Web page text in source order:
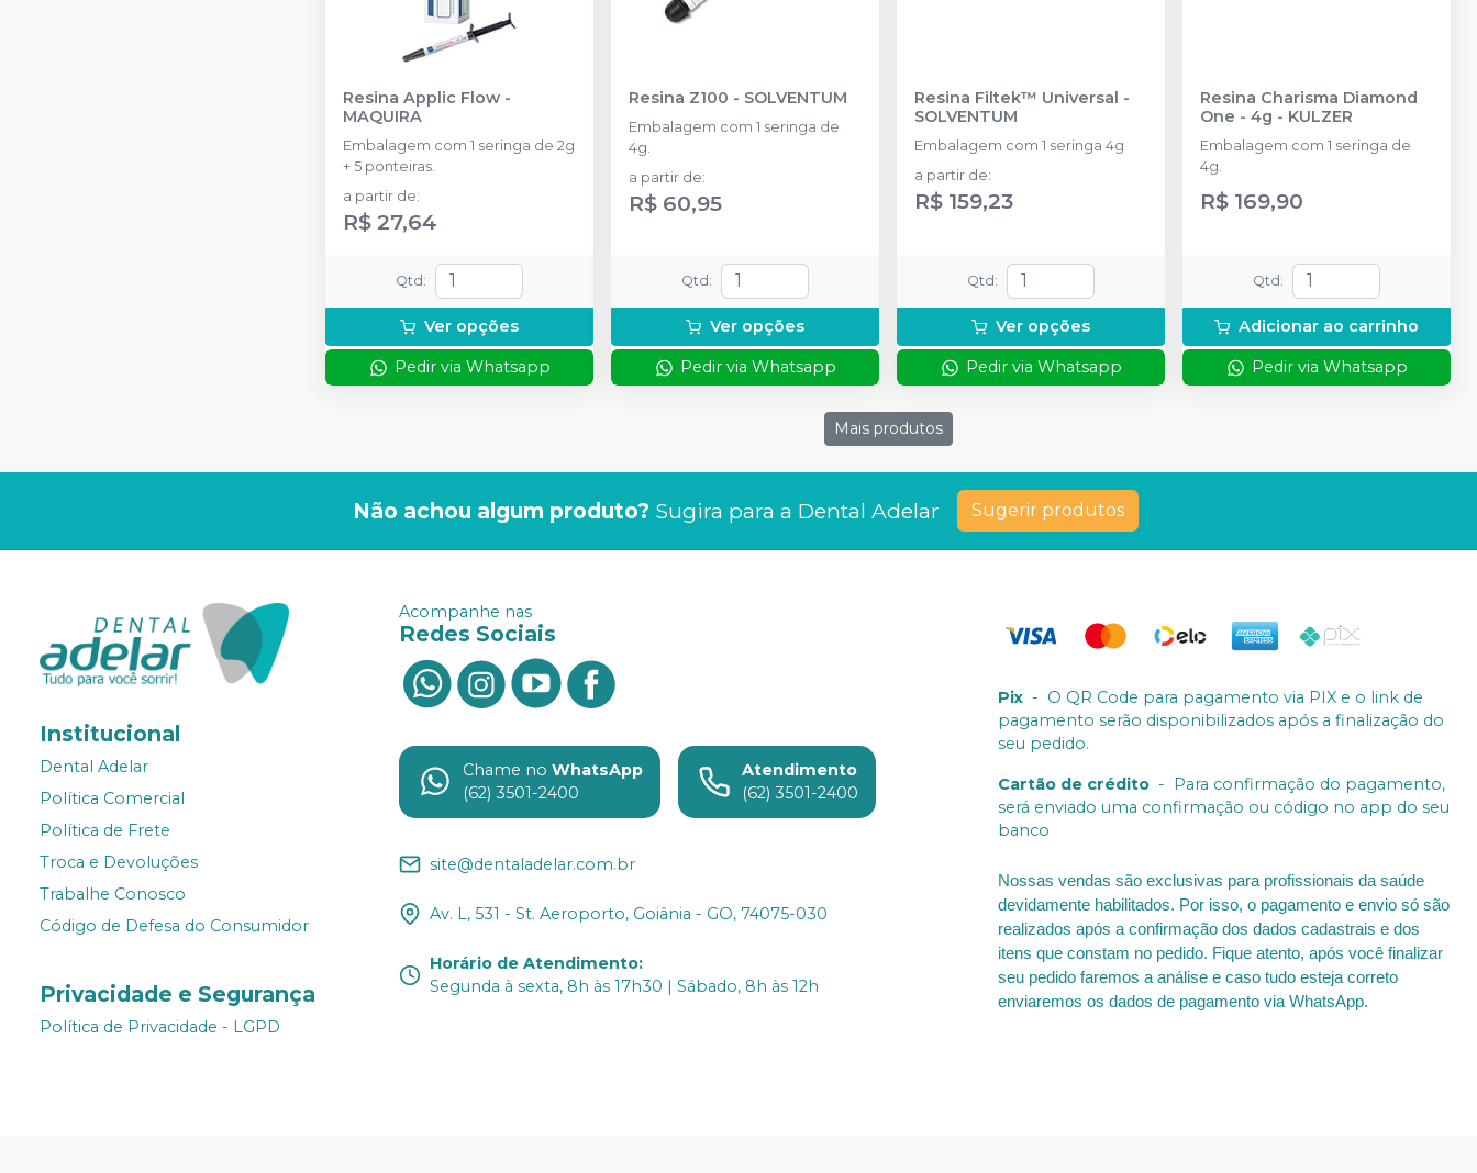
Resina Applic Flow -
MAQUIRA
Embalagem com 1 seringa de 2g
+ 5 ponteiras.
a partir de:
R$ 27,64
Qtd :
Ver opções
Pedir via Whatsapp
Resina Z100 - SOLVENTUM
Embalagem com 1 seringa de
4g.
a partir de:
R$ 60,95
Qtd :
Ver opções
Pedir via Whatsapp
Resina Filtek™ Universal -
SOLVENTUM
Embalagem com 1 seringa 4g
a partir de:
R$ 159,23
Qtd :
Ver opções
Pedir via Whatsapp
Resina Charisma Diamond
One - 4g - KULZER
Embalagem com 1 seringa de
4g.
R$ 169,90
Qtd :
Adicionar ao carrinho
Pedir via Whatsapp
Mais produtos
Não achou algum produto? Sugira para a Dental Adelar Sugerir produtos
Institucional
Dental Adelar
Política Comercial
Política de Frete
Troca e Devoluções
Trabalhe Conosco
Código de Defesa do Consumidor
Privacidade e Segurança
Política de Privacidade - LGPD
Acompanhe nas
Redes Sociais
Chame no WhatsApp
(62) 3501-2400
Atendimento
(62) 3501-2400
site@dentaladelar.com.br
Av. L, 531 - St. Aeroporto, Goiânia - GO, 74075-030
Horário de Atendimento:
Segunda à sexta, 8h às 17h30 | Sábado, 8h às 12h
Pix - O QR Code para pagamento via PIX e o link de
pagamento serão disponibilizados após a finalização do
seu pedido.
Cartão de crédito - Para confirmação do pagamento,
será enviado uma confirmação ou código no app do seu
banco
Nossas vendas são exclusivas para profissionais da saúde
devidamente habilitados. Por isso, o pagamento e envio só são
realizados após a confirmação dos dados cadastrais e dos
itens que constam no pedido. Fique atento, após você finalizar
seu pedido faremos a análise e caso tudo esteja correto
enviaremos os dados de pagamento via WhatsApp.